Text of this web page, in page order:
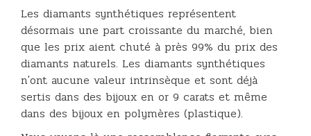
Les diamants synthétiques représentent
désormais une part croissante du marché, bien
que les prix aient chuté à près 99% du prix des
diamants naturels. Les diamants synthétiques
n'ont aucune valeur intrinsèque et sont déjà
sertis dans des bijoux en or 9 carats et même
dans des bijoux en polymères (plastique).